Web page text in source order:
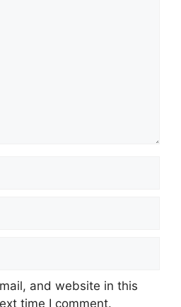
and website in this
time I comment.